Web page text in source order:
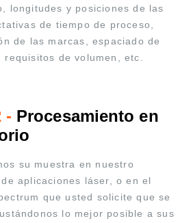
longitudes y posiciones de las
de tiempo de proceso,
de las marcas, espaciado de
requisitos de volumen, etc.
- Procesamiento en
su muestra en nuestro
aplicaciones láser, o en el
que usted solicite que se
lo mejor posible a sus